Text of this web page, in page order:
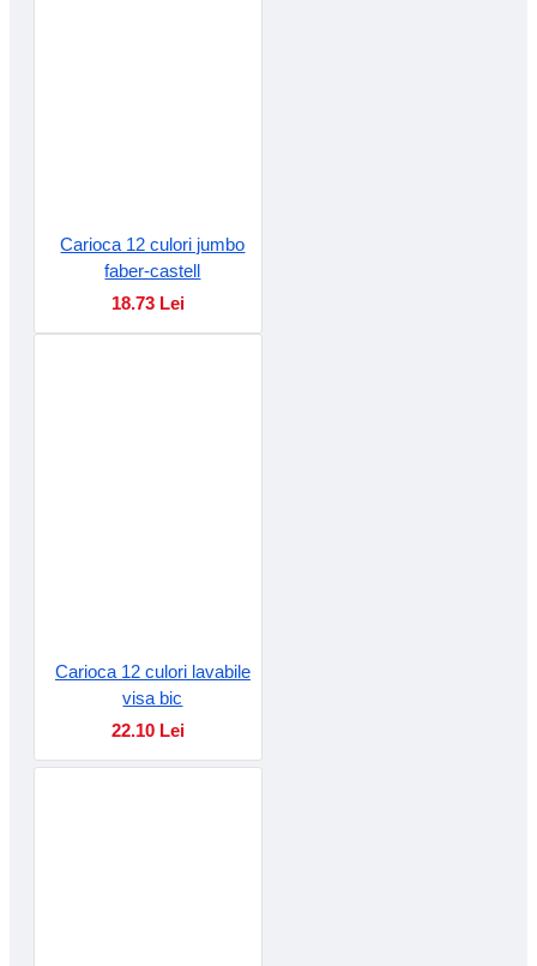
Carioca 12 culori jumbo
faber-castell
18.73 Lei
Carioca 12 culori lavabile
visa bic
22.10 Lei